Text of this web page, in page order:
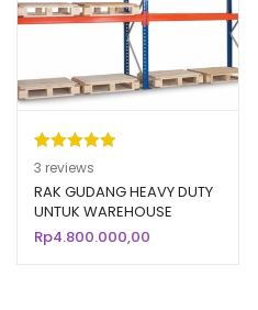
Peringkat
5.00 dari 5
berdasarka
n
3
penilaian
3 reviews
RAK GUDANG HEAVY DUTY
UNTUK WAREHOUSE
PABRIK / INDUSTRI
Rp4.800.000,00